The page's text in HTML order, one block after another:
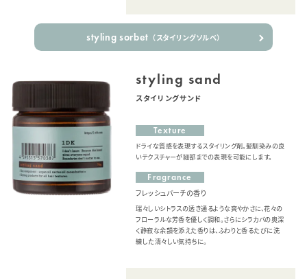
styling sorbet （スタイリングソルベ）
styling sand
スタイリングサンド
Texture
ドライな質感を表現するスタイリング剤。髪馴染みの良
いテクスチャーが細部までの表現を可能にします。
Fragrance
フレッシュバーチの香り
瑞々しいシトラスの透き通るような爽やかさに、花々の
フローラルな芳香を優しく調和。さらにシラカバの奥深
く静寂な余韻を添えた香りは、ふわりと香るたびに洗
練した清々しい気持ちに。